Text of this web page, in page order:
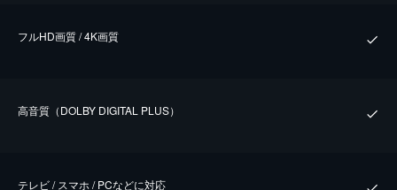
フルHD画質 / 4K画質
⾼⾳質（DOLBY DIGITAL PLUS）
テレビ / スマホ / PCなどに対応